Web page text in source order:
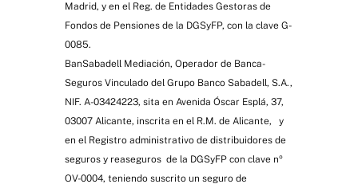
Madrid, y en el Reg. de Entidades Gestoras de
Fondos de Pensiones de la DGSyFP, con la clave G-
0085.
BanSabadell Mediación, Operador de Banca-
Seguros Vinculado del Grupo Banco Sabadell, S.A.,
NIF. A-03424223, sita en Avenida Óscar Esplá, 37,
03007 Alicante, inscrita en el R.M. de Alicante, y
en el Registro administrativo de distribuidores de
seguros y reaseguros de la DGSyFP con clave nº
OV-0004, teniendo suscrito un seguro de